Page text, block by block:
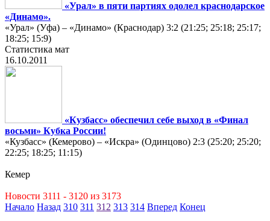
«Урал» в пяти партиях одолел краснодарское
«Динамо».
«Урал» (Уфа) – «Динамо» (Краснодар) 3:2 (21:25; 25:18; 25:17;
18:25; 15:9)
Статистика мат
16.10.2011
«Кузбасс» обеспечил себе выход в «Финал
восьми» Кубка России!
«Кузбасс» (Кемерово) – «Искра» (Одинцово) 2:3 (25:20; 25:20;
22:25; 18:25; 11:15)
Кемер
Новости 3111 - 3120 из 3173
Начало Назад 310 311 312 313 314 Вперед Конец